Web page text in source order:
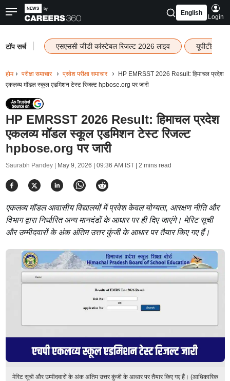
English
Login
टॉप सर्च एसएससी जीडी कांस्टेबल रिजल्ट 2026 लाइव यूपीटीईटी
होम परीक्षा समाचार प्रवेश परीक्षा समाचार
HP EMRSST 2026 Result: हिमाचल प्रदेश
एकलव्य मॉडल स्कूल एडमिशन टेस्ट रिजल्ट hpbose.org पर जारी
HP EMRSST 2026 Result: हिमाचल प्रदेश
एकलव्य मॉडल स्कूल एडमिशन टेस्ट रिजल्ट
hpbose.org पर जारी
Saurabh Pandey | May 9, 2026 | 09:36 AM IST| 2 mins read
एकलव्य मॉडल आवासीय विद्यालयों में प्रवेश केवल योग्यता, आरक्षण नीति और
विभाग द्वारा निर्धारित अन्य मानदंडों के आधार पर ही दिए जाएंगे। मेरिट सूची
और उम्मीदवारों के अंक अंतिम उत्तर कुंजी के आधार पर तैयार किए गए हैं।
मेरिट सूची और उम्मीदवारों के अंक अंतिम उत्तर कुंजी के आधार पर तैयार किए गए हैं। (आधिकारिक